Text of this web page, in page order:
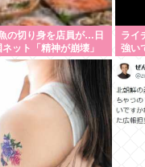
の切り身を店員が…日
ット「精神が崩壊」
ライ
強い